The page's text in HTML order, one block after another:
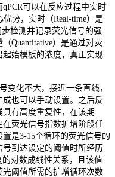
可以在反应过程中实时
优势，实时（Real-time）是
检测并记录荧光信号的强
Quantitative）是通过对荧
始模板的浓度，真正实现
变化不大，接近一条直线，
也可以手动设置。之后反
有高度重复性，在该期
荧光信号指数扩增阶段任
是3-15个循环的荧光信号的
到达设定的阈值时所经历
对数成线性关系，且该值
阈值所需的扩增循环次数